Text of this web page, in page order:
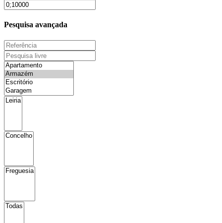
Pesquisa avançada